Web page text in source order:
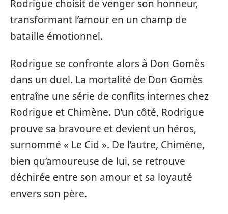
Rodrigue choisit de venger son honneur,
transformant l’amour en un champ de
bataille émotionnel.
Rodrigue se confronte alors à Don Gomès
dans un duel. La mortalité de Don Gomès
entraîne une série de conflits internes chez
Rodrigue et Chimène. D’un côté, Rodrigue
prouve sa bravoure et devient un héros,
surnommé « Le Cid ». De l’autre, Chimène,
bien qu’amoureuse de lui, se retrouve
déchirée entre son amour et sa loyauté
envers son père.